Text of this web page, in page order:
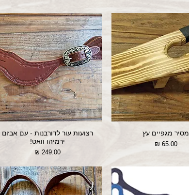
מסיר מגפיים עץ
מחיר‏65.00 ‏₪
רצועות עור לדורבנות - עם אבזם
ירמיהו וואט!
מחיר‏249.00 ‏₪